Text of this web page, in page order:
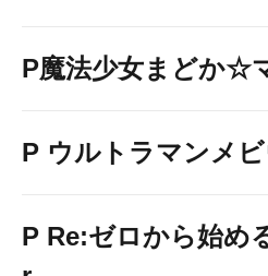
P魔法少女まどか☆
P ウルトラマンメ
P Re:ゼロから始め